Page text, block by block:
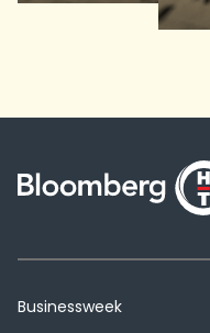
Businessweek